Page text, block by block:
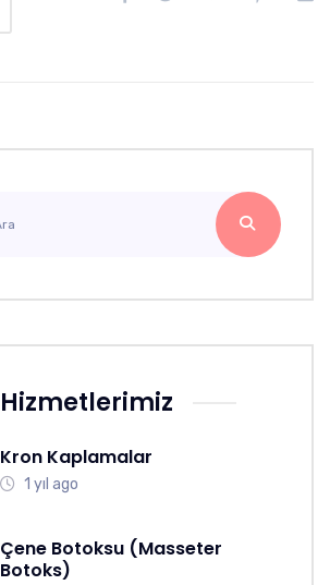
Hizmetlerimiz
Kron Kaplamalar
1 yıl ago
Çene Botoksu (Masseter
Botoks)